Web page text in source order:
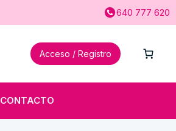
640 777 620
Acceso / Registro
CONTACTO